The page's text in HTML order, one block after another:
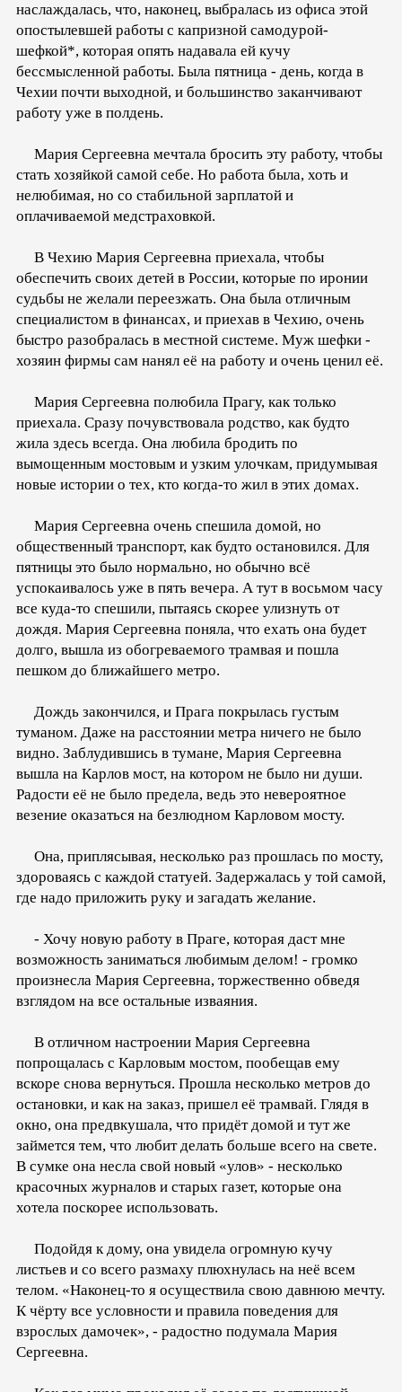
наслаждалась, что, наконец, выбралась из офиса этой
опостылевшей работы с капризной самодурой-
шефкой*, которая опять надавала ей кучу
бессмысленной работы. Была пятница - день, когда в
Чехии почти выходной, и большинство заканчивают
работу уже в полдень.
Мария Сергеевна мечтала бросить эту работу, чтобы
стать хозяйкой самой себе. Но работа была, хоть и
нелюбимая, но со стабильной зарплатой и
оплачиваемой медстраховкой.
В Чехию Мария Сергеевна приехала, чтобы
обеспечить своих детей в России, которые по иронии
судьбы не желали переезжать. Она была отличным
специалистом в финансах, и приехав в Чехию, очень
быстро разобралась в местной системе. Муж шефки -
хозяин фирмы сам нанял её на работу и очень ценил её.
Мария Сергеевна полюбила Прагу, как только
приехала. Сразу почувствовала родство, как будто
жила здесь всегда. Она любила бродить по
вымощенным мостовым и узким улочкам, придумывая
новые истории о тех, кто когда-то жил в этих домах.
Мария Сергеевна очень спешила домой, но
общественный транспорт, как будто остановился. Для
пятницы это было нормально, но обычно всё
успокаивалось уже в пять вечера. А тут в восьмом часу
все куда-то спешили, пытаясь скорее улизнуть от
дождя. Мария Сергеевна поняла, что ехать она будет
долго, вышла из обогреваемого трамвая и пошла
пешком до ближайшего метро.
Дождь закончился, и Прага покрылась густым
туманом. Даже на расстоянии метра ничего не было
видно. Заблудившись в тумане, Мария Сергеевна
вышла на Карлов мост, на котором не было ни души.
Радости её не было предела, ведь это невероятное
везение оказаться на безлюдном Карловом мосту.
Она, приплясывая, несколько раз прошлась по мосту,
здороваясь с каждой статуей. Задержалась у той самой,
где надо приложить руку и загадать желание.
- Хочу новую работу в Праге, которая даст мне
возможность заниматься любимым делом! - громко
произнесла Мария Сергеевна, торжественно обведя
взглядом на все остальные изваяния.
В отличном настроении Мария Сергеевна
попрощалась с Карловым мостом, пообещав ему
вскоре снова вернуться. Прошла несколько метров до
остановки, и как на заказ, пришел её трамвай. Глядя в
окно, она предвкушала, что придёт домой и тут же
займется тем, что любит делать больше всего на свете.
В сумке она несла свой новый «улов» - несколько
красочных журналов и старых газет, которые она
хотела поскорее использовать.
Подойдя к дому, она увидела огромную кучу
листьев и со всего размаху плюхнулась на неё всем
телом. «Наконец-то я осуществила свою давнюю мечту.
К чёрту все условности и правила поведения для
взрослых дамочек», - радостно подумала Мария
Сергеевна.